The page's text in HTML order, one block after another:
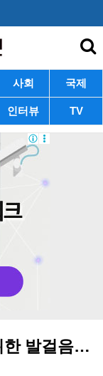
사회 국제
인터뷰 TV
한 발걸음…